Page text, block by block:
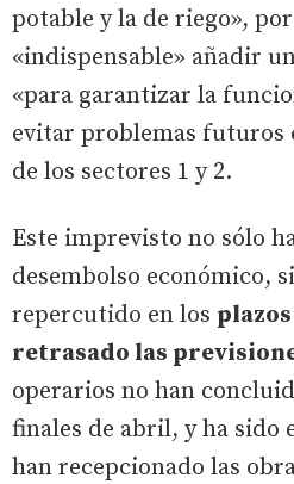
potable y la de riego»,
«indispensable» añadir
«para garantizar la
evitar problemas futuros
de los sectores 1 y 2.
Este imprevisto no sólo
desembolso económico,
repercutido en los
retrasado las
operarios no han
finales de abril, y ha sido
han recepcionado las